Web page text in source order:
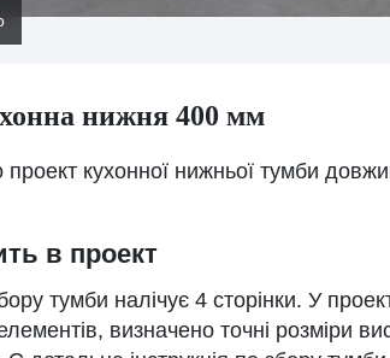
нижня 400 мм
проект кухонної нижньої тумби
в проект
тумби налічує 4 сторінки. У
визначено точні розміри